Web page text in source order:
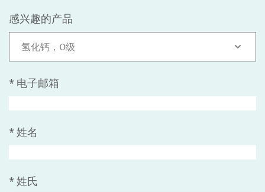
感兴趣的产品
氢化钙，O级
* 电子邮箱
* 姓名
* 姓氏